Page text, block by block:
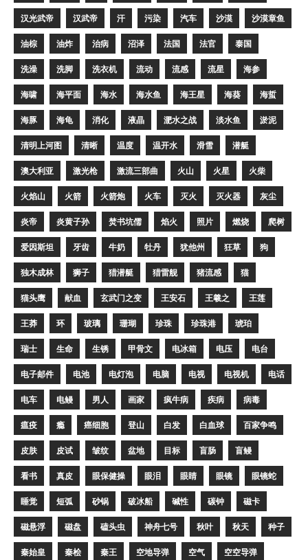
汉光武帝 汉武帝 汗 污染 汽车 沙漠 沙漠章鱼
油棕 油炸 治病 沼泽 法国 法官 泰国
洗澡 洗脚 洗衣机 流动 流感 流星 海参
海啸 海平面 海水 海水鱼 海王星 海葵 海蜇
海豚 海龟 消化 液晶 淝水之战 淡水鱼 淤泥
清明上河图 清晰 温度 温开水 滑雪 潜艇
澳大利亚 激光枪 激流三部曲 火山 火星 火柴
火焰山 火箭 火箭炮 火车 灭火 灭火器 灰尘
炎帝 炎黄子孙 焚书坑儒 焰火 照片 燃烧 爬树
爱因斯坦 牙齿 牛奶 牡丹 犹他州 狂草 狗
独木成林 狮子 猎潜艇 猎雷舰 猪流感 猫
猫头鹰 献血 玄武门之变 王安石 王羲之 王莲
王莽 环 玻璃 珊瑚 珍珠 珍珠港 琥珀
瑞士 生命 生锈 甲骨文 电冰箱 电压 电台
电子邮件 电池 电灯泡 电脑 电视 电视机 电话
电车 电鳗 男人 画家 疯牛病 疾病 病毒
瘟疫 瘾 癌细胞 登山 白发 白血球 百家争鸣
皮肤 皮试 皱纹 盆地 目标 盲肠 盲鳗
看书 真皮 眼保健操 眼泪 眼睛 眼镜 眼镜蛇
睡觉 短弧 砂锅 破冰船 碱性 碳钟 磁卡
磁悬浮 磁盘 磕头虫 神舟七号 秋叶 秋天 种子
秦始皇 秦桧 秦王 空地导弹 空气 空空导弹